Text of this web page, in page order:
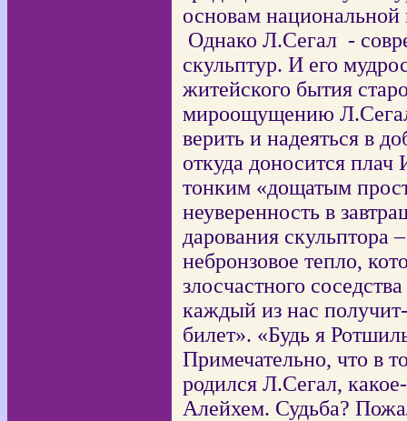
основам национальной
Однако Л.Сегал -
скульптур. И его
житейского бытия
мироощущению
верить и надеяться в
откуда доносится плач
тонким «дощатым
неуверенность в
дарования скульптора
небронзовое тепло,
злосчастного
каждый из нас
билет». «Будь я
Примечательно, что в
родился Л.Сегал,
Алейхем. Судьба?